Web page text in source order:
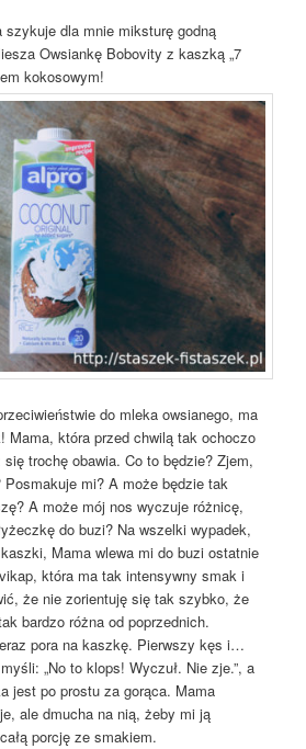
dla mnie miksturę godną
Owsiankę Bobovity z kaszką „7
kokosowym!
do mleka owsianego, ma
Mama, która przed chwilą tak ochoczo
trochę obawia. Co to będzie? Zjem,
mi? A może będzie tak
A może mój nos wyczuje różnicę,
do buzi? Na wszelki wypadek,
Mama wlewa mi do buzi ostatnie
która ma tak intensywny smak i
że nie zorientuję się tak szybko, że
bardzo różna od poprzednich.
pora na kaszkę. Pierwszy kęs i…
„No to klops! Wyczuł. Nie zje.”, a
jest po prostu za gorąca. Mama
ale dmucha na nią, żeby mi ją
porcję ze smakiem.